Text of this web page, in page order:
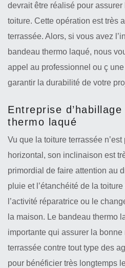
devrait être réalisé pour
toiture. Cette opération est très
terrassée. Alors, si vous avez
bandeau thermo laqué, nous
appel au professionnel ou ç
garantir la durabilité de votre
Entreprise
thermo laqué
Vu que la toiture terrassée
horizontal, son inclinaison est
primordial de faire attention au
pluie et l’étanchéité de la
l’activité réparatrice ou le
la maison. Le bandeau thermo
importante qui assurer la
terrassée contre tout type des
pour bénéficier très longtemps